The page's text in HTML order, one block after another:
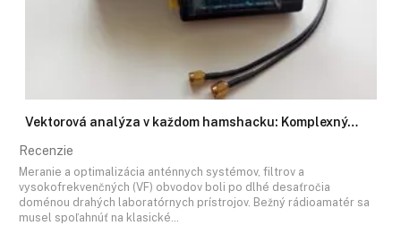
Vektorová analýza v každom hamshacku: Komplexný…
Recenzie
Meranie a optimalizácia anténnych systémov, filtrov a
vysokofrekvenčných (VF) obvodov boli po dlhé desaťročia
doménou drahých laboratórnych prístrojov. Bežný rádioamatér sa
musel spoľahnúť na klasické…